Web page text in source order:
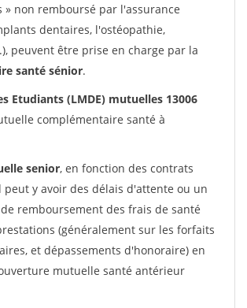
» non remboursé par l'assurance
dentaires, l'ostéopathie,
peuvent être prise en charge par la
santé sénior.
Etudiants (LMDE) mutuelles 13006
complémentaire santé à
senior, en fonction des contrats
peut y avoir des délais d'attente ou un
remboursement des frais de santé
(généralement sur les forfaits
et dépassements d'honoraire) en
mutuelle santé antérieur